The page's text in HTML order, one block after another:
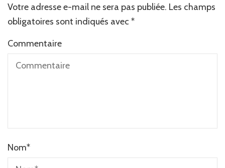
Votre adresse e-mail ne sera pas publiée. Les champs
obligatoires sont indiqués avec *
Commentaire
Nom*